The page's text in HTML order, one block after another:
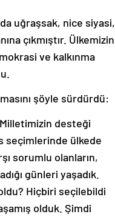
uğraşsak, nice siyasi,
çıkmıştır. Ülkemizin
ve kalkınma
şöyle sürdürdü:
Milletimizin desteği
seçimlerinde ülkede
sorumlu olanların,
günleri yaşadık.
oldu? Hiçbiri seçilebildi
olduk. Şimdi